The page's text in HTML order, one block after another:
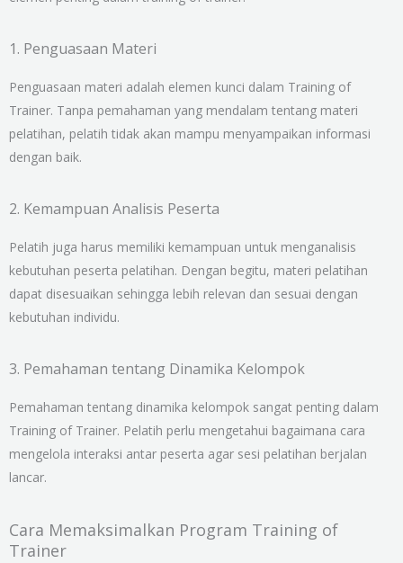
1. Penguasaan Materi
Penguasaan materi adalah elemen kunci dalam Training of
Trainer. Tanpa pemahaman yang mendalam tentang materi
pelatihan, pelatih tidak akan mampu menyampaikan informasi
dengan baik.
2. Kemampuan Analisis Peserta
Pelatih juga harus memiliki kemampuan untuk menganalisis
kebutuhan peserta pelatihan. Dengan begitu, materi pelatihan
dapat disesuaikan sehingga lebih relevan dan sesuai dengan
kebutuhan individu.
3. Pemahaman tentang Dinamika Kelompok
Pemahaman tentang dinamika kelompok sangat penting dalam
Training of Trainer. Pelatih perlu mengetahui bagaimana cara
mengelola interaksi antar peserta agar sesi pelatihan berjalan
lancar.
Cara Memaksimalkan Program Training of
Trainer